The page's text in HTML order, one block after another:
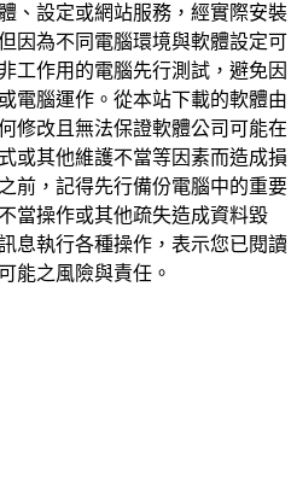
、設定或網站服務，經實際安裝
因為不同電腦環境與軟體設定可
工作用的電腦先行測試，避免因
電腦運作。從本站下載的軟體由
修改且無法保證軟體公司可能在
或其他維護不當等因素而造成損
前，記得先行備份電腦中的重要
當操作或其他疏失造成資料毀
息執行各種操作，表示您已閱讀
能之風險與責任。